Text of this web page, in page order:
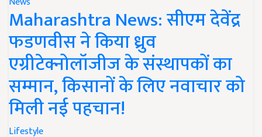
Maharashtra News: सीएम देवेंद्र
फडणवीस ने किया ध्रुव
एग्रीटेक्नोलॉजीज के संस्थापकों का
सम्मान, किसानों के लिए नवाचार को
मिली नई पहचान!
Lifestyle